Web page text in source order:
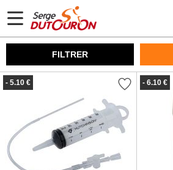
FILTRER
- 5.10 € - 6.10 €